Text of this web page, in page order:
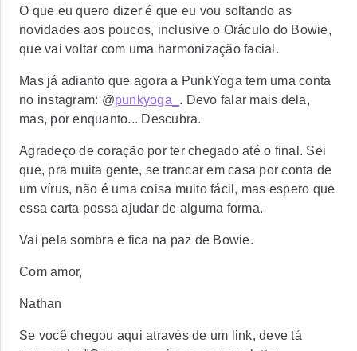
O que eu quero dizer é que eu vou soltando as
novidades aos poucos, inclusive o Oráculo do Bowie,
que vai voltar com uma harmonização facial.
Mas já adianto que agora a PunkYoga tem uma conta
no instagram: @punkyoga_ . Devo falar mais dela,
mas, por enquanto... Descubra.
Agradeço de coração por ter chegado até o final. Sei
que, pra muita gente, se trancar em casa por conta de
um vírus, não é uma coisa muito fácil, mas espero que
essa carta possa ajudar de alguma forma.
Vai pela sombra e fica na paz de Bowie.
Com amor,
Nathan
Se você chegou aqui através de um link, deve tá